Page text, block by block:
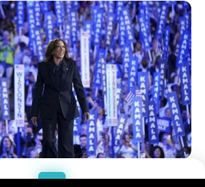
calon presiden
Kamala Harris menegaskan akan terus